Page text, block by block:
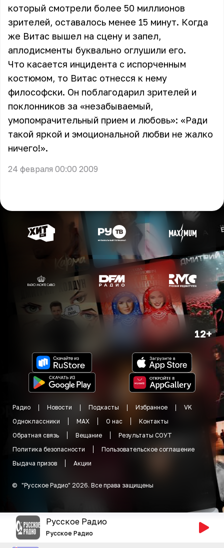
который смотрели более 50 миллионов
зрителей, оставалось менее 15 минут. Когда
же Витас вышел на сцену и запел,
аплодисменты буквально оглушили его.
Что касается инцидента с испорченным
костюмом, то Витас отнесся к нему
философски. Он поблагодарил зрителей и
поклонников за «незабываемый,
умопомрачительный прием и любовь»: «Ради
такой яркой и эмоциональной любви не жалко
ничего!».
24 февраля 00:00 2009
12+
Радио Новости Подкасты Избранное
VK
Одноклассники
MAX О нас
Контакты
Обратная связь
Вещание
Результаты СОУТ
Политика безопасности
Пользовательское соглашение
Выдача призов
Акции
© "Русское Радио" 2026. Все права защищены
Русское Радио
Русское Радио